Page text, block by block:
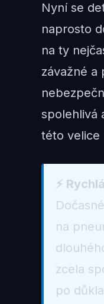
Nyní se
naprosto
na ty
závažné a
spolehlivá
této velice
⚡
na
zcela
po